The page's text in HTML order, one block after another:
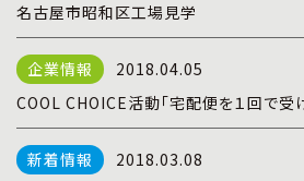
名古屋市昭和区工場見学
2018.04.05
COOL CHOICE活動「宅配便を１回で受
2018.03.08